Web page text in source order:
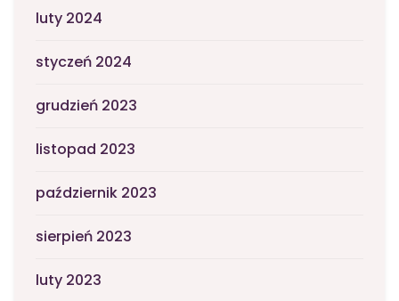
luty 2024
styczeń 2024
grudzień 2023
listopad 2023
październik 2023
sierpień 2023
luty 2023